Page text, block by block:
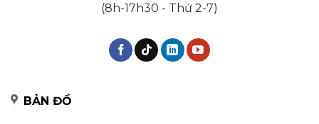
(8h-17h30 - Thứ 2-7)
BẢN ĐỒ